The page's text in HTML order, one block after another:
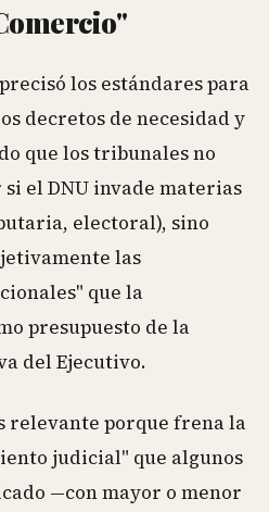
los estándares para
decretos de necesidad y
que los tribunales no
el DNU invade materias
electoral), sino
las
que la
presupuesto de la
del Ejecutivo.
relevante porque frena la
judicial" que algunos
—con mayor o menor